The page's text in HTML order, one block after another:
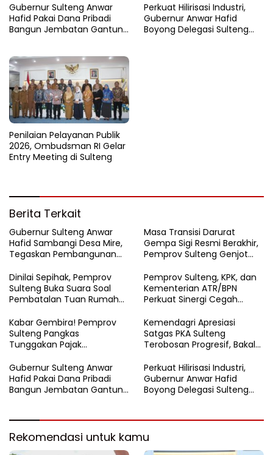
Gubernur Sulteng Anwar
Hafid Pakai Dana Pribadi
Bangun Jembatan Gantung
Perkuat Hilirisasi Industri,
Gubernur Anwar Hafid
Boyong Delegasi Sulteng
Penilaian Pelayanan Publik
2026, Ombudsman RI Gelar
Entry Meeting di Sulteng
Berita Terkait
Gubernur Sulteng Anwar
Hafid Sambangi Desa Mire,
Tegaskan Pembangunan
Touna
Masa Transisi Darurat
Gempa Sigi Resmi Berakhir,
Pemprov Sulteng Genjot
Dinilai Sepihak, Pemprov
Sulteng Buka Suara Soal
Pembatalan Tuan Rumah
Pemprov Sulteng, KPK, dan
Kementerian ATR/BPN
Perkuat Sinergi Cegah
Kabar Gembira! Pemprov
Sulteng Pangkas
Tunggakan Pajak
Persen
Kemendagri Apresiasi
Satgas PKA Sulteng
Terobosan Progresif, Bakal
Nasional
Gubernur Sulteng Anwar
Hafid Pakai Dana Pribadi
Bangun Jembatan Gantung
Perkuat Hilirisasi Industri,
Gubernur Anwar Hafid
Boyong Delegasi Sulteng
Rekomendasi untuk kamu